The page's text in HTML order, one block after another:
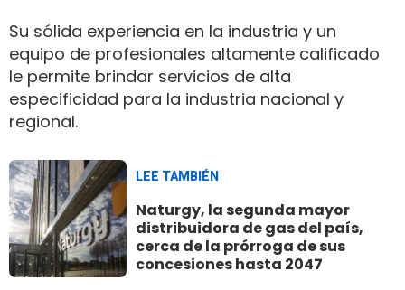
Su sólida experiencia en la industria y un
equipo de profesionales altamente calificado
le permite brindar servicios de alta
especificidad para la industria nacional y
regional.
LEE TAMBIÉN
Naturgy, la segunda mayor
distribuidora de gas del país,
cerca de la prórroga de sus
concesiones hasta 2047